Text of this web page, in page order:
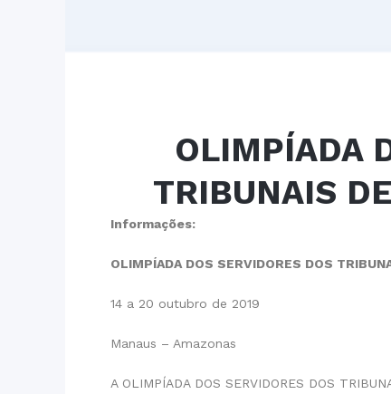
OLIMPÍADA
TRIBUNAIS
Informações:
OLIMPÍADA DOS SERVIDORES DOS
14 a 20 outubro de 2019
Manaus – Amazonas
A OLIMPÍADA DOS SERVIDORES DOS